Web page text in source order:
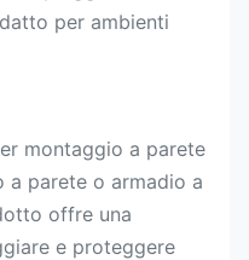
per ambienti
montaggio a parete
a parete o armadio a
offre una
e proteggere